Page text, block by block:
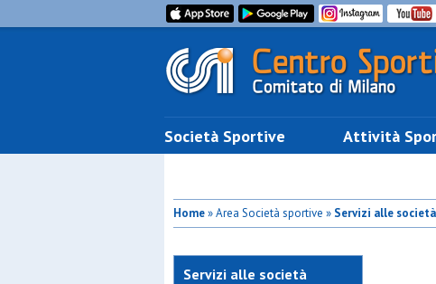
Società Sportive Attività
Home» Area Società sportive » Servizi alle società
Servizi alle società